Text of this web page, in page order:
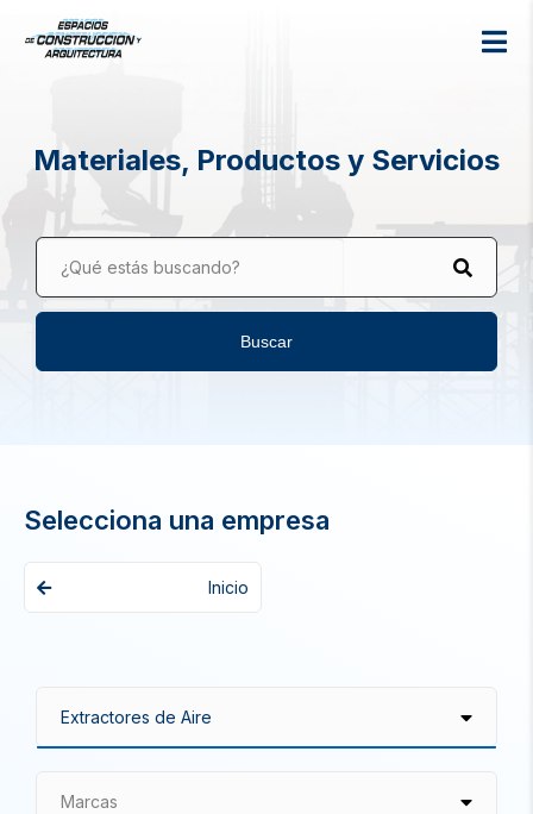
Materiales, Productos y Servicios
¿Qué estás buscando?
Buscar
Selecciona una empresa
Inicio
Marcas